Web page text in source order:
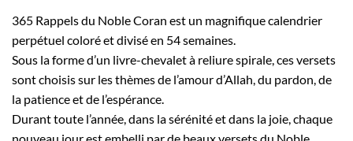
365 Rappels du Noble Coran est un magnifique calendrier
perpétuel coloré et divisé en 54 semaines.
Sous la forme d’un livre-chevalet à reliure spirale, ces versets
sont choisis sur les thèmes de l’amour d’Allah, du pardon, de
la patience et de l’espérance.
Durant toute l’année, dans la sérénité et dans la joie, chaque